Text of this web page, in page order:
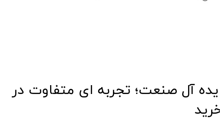
آل صنعت؛ تجربه ای متفاوت در